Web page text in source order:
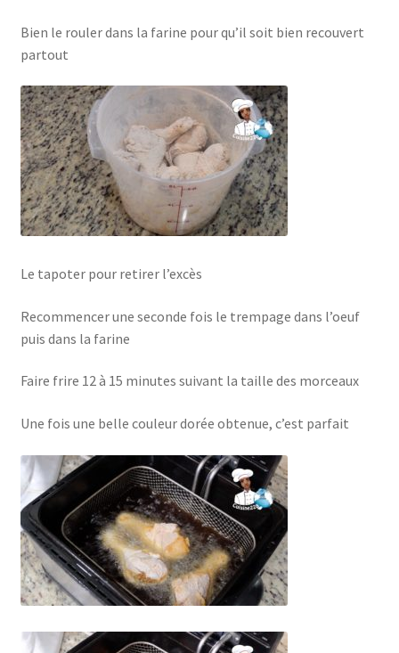
Bien le rouler dans la farine pour qu’il soit bien recouvert
partout
Le tapoter pour retirer l’excès
Recommencer une seconde fois le trempage dans l’oeuf
puis dans la farine
Faire frire 12 à 15 minutes suivant la taille des morceaux
Une fois une belle couleur dorée obtenue, c’est parfait